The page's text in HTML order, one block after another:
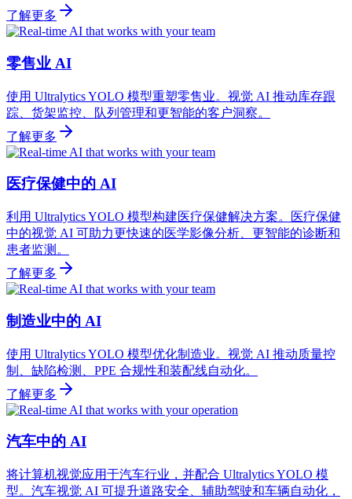
了解更多
零售业 AI
使用 Ultralytics YOLO 模型重塑零售业。视觉 AI 推动库存跟
踪、货架监控、队列管理和更智能的客户洞察。
了解更多
医疗保健中的 AI
利用 Ultralytics YOLO 模型构建医疗保健解决方案。医疗保健
中的视觉 AI 可助力更快速的医学影像分析、更智能的诊断和
患者监测。
了解更多
制造业中的 AI
使用 Ultralytics YOLO 模型优化制造业。视觉 AI 推动质量控
制、缺陷检测、PPE 合规性和装配线自动化。
了解更多
汽车中的 AI
将计算机视觉应用于汽车行业，并配合 Ultralytics YOLO 模
型。汽车视觉 AI 可提升道路安全、辅助驾驶和车辆自动化，